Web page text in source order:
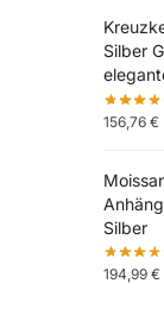
Silber
156,76 €
Silber
194,99 €